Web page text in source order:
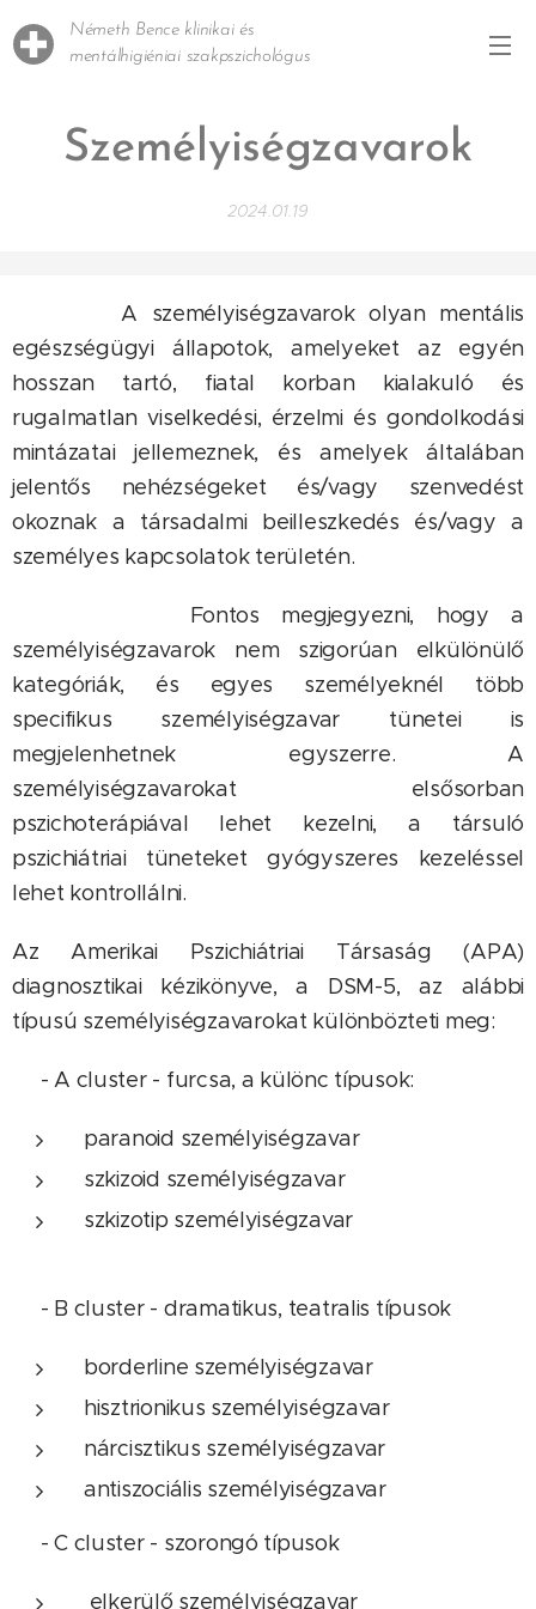
Németh Bence klinikai és
mentálhigiéniai szakpszichológus
Személyiségzavarok
2024.01.19
A személyiségzavarok olyan mentális
egészségügyi állapotok, amelyeket az egyén
hosszan tartó, fiatal korban kialakuló és
rugalmatlan viselkedési, érzelmi és gondolkodási
mintázatai jellemeznek, és amelyek általában
jelentős nehézségeket és/vagy szenvedést
okoznak a társadalmi beilleszkedés és/vagy a
személyes kapcsolatok területén.
Fontos megjegyezni, hogy a
személyiségzavarok nem szigorúan elkülönülő
kategóriák, és egyes személyeknél több
specifikus személyiségzavar tünetei is
megjelenhetnek egyszerre. A
személyiségzavarokat elsősorban
pszichoterápiával lehet kezelni, a társuló
pszichiátriai tüneteket gyógyszeres kezeléssel
lehet kontrollálni.
Az Amerikai Pszichiátriai Társaság (APA)
diagnosztikai kézikönyve, a DSM-5, az alábbi
típusú személyiségzavarokat különbözteti meg:
- A cluster - furcsa, a különc típusok:
paranoid személyiségzavar
szkizoid személyiségzavar
szkizotip személyiségzavar
- B cluster - dramatikus, teatralis típusok
borderline személyiségzavar
hisztrionikus személyiségzavar
nárcisztikus személyiségzavar
antiszociális személyiségzavar
- C cluster - szorongó típusok
elkerülő személyiségzavar